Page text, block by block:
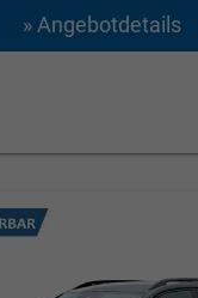
» Angebotdetails